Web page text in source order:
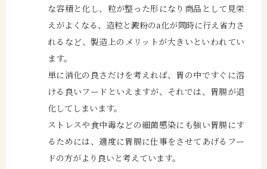
な容積と化し、粒が整った形になり商品として見栄
えがよくなる、造粒と澱粉のa化が同時に行え省力さ
れるなど、製造上のメリットが大きいといわれてい
ます。
単に消化の良さだけを考えれば、胃の中ですぐに溶
ける良いフードといえますが、それでは、胃腸が退
化してしまいます。
ストレスや食中毒などの細菌感染にも強い胃腸にす
るためには、適度に胃腸に仕事をさせてあげるフー
ドの方がより良いと考えています。